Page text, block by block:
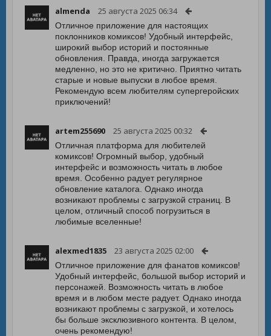
almenda 25 августа 2025 06:34
Отличное приложение для настоящих
поклонников комиксов! Удобный интерфейс,
широкий выбор историй и постоянные
обновления. Правда, иногда загружается
медленно, но это не критично. Приятно читать
старые и новые выпуски в любое время.
Рекомендую всем любителям супергеройских
приключений!
artem255690 25 августа 2025 00:32
Отличная платформа для любителей
комиксов! Огромный выбор, удобный
интерфейс и возможность читать в любое
время. Особенно радует регулярное
обновление каталога. Однако иногда
возникают проблемы с загрузкой страниц. В
целом, отличный способ погрузиться в
любимые вселенные!
alexmed1835 23 августа 2025 02:00
Отличное приложение для фанатов комиксов!
Удобный интерфейс, большой выбор историй и
персонажей. Возможность читать в любое
время и в любом месте радует. Однако иногда
возникают проблемы с загрузкой, и хотелось
бы больше эксклюзивного контента. В целом,
очень рекомендую!